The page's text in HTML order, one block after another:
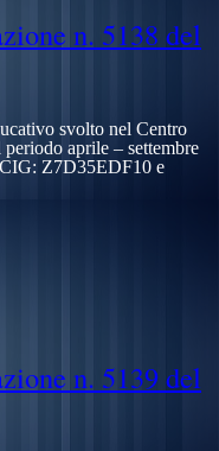
n. 5138 del
svolto nel Centro
aprile – settembre
Z7D35EDF10 e
n. 5139 del